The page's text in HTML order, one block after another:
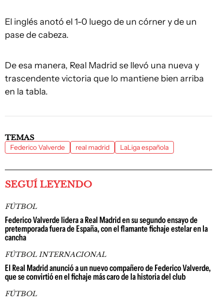
El inglés anotó el 1-0 luego de un córner y de un
pase de cabeza.
De esa manera, Real Madrid se llevó una nueva y
trascendente victoria que lo mantiene bien arriba
en la tabla.
TEMAS
Federico Valverde real madrid LaLiga española
SEGUÍ LEYENDO
FÚTBOL
Federico Valverde lidera a Real Madrid en su segundo ensayo de
pretemporada fuera de España, con el flamante fichaje estelar en la
cancha
FÚTBOL INTERNACIONAL
El Real Madrid anunció a un nuevo compañero de Federico Valverde,
que se convirtió en el fichaje más caro de la historia del club
FÚTBOL